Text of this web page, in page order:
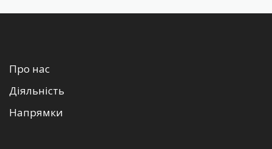
Про нас
Діяльність
Напрямки